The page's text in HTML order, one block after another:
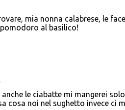
mia nonna calabrese, le
al basilico!
le ciabatte mi mangerei
cosa noi nel sughetto invece ci